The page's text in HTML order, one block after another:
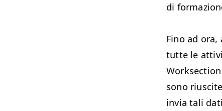
di
Fino ad
tutte le
sono
invia tali